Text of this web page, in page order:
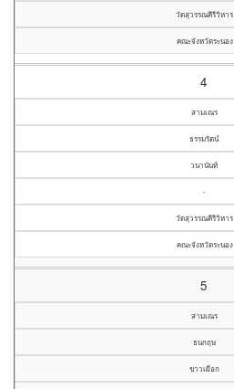
วัดสุวรรณคีรีวิหาร
คณะจังหวัดระนอง
4
สามเณร
ธรรมรัตน์
วนานันท์
-
วัดสุวรรณคีรีวิหาร
คณะจังหวัดระนอง
5
สามเณร
ธนกฤษ
ขาวเผือก